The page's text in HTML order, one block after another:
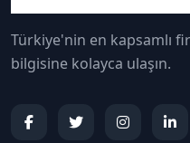
Türkiye'nin en kapsamlı
bilgisine kolayca ulaşın.